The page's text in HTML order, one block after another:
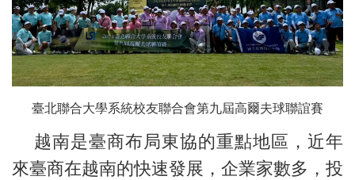
臺北聯合大學系統校友聯合會第九屆高爾夫球聯誼賽
越南是臺商布局東協的重點地區，近年
來臺商在越南的快速發展，企業家數多，投